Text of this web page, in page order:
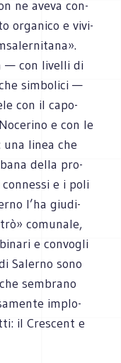
ne aveva con­
orga­nico e vivi­
— con livelli di
sim­bo­lici —
con il capo­
e con le
linea che
della pro­
e i poli
l’ha giu­di­
comu­nale,
e con­vo­gli
Salerno sono
sem­brano
implo­
il Cre­scent e